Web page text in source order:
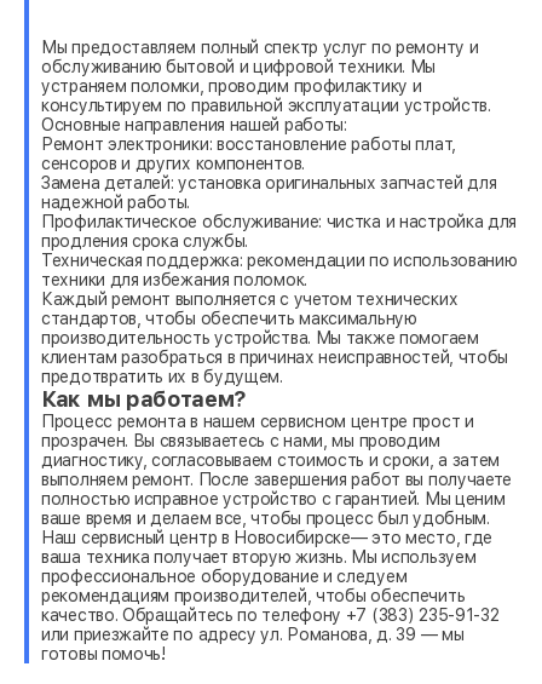
Мы предоставляем полный спектр услуг по ремонту и
обслуживанию бытовой и цифровой техники. Мы
устраняем поломки, проводим профилактику и
консультируем по правильной эксплуатации устройств.
Основные направления нашей работы:
Ремонт электроники: восстановление работы плат,
сенсоров и других компонентов.
Замена деталей: установка оригинальных запчастей для
надежной работы.
Профилактическое обслуживание: чистка и настройка для
продления срока службы.
Техническая поддержка: рекомендации по использованию
техники для избежания поломок.
Каждый ремонт выполняется с учетом технических
стандартов, чтобы обеспечить максимальную
производительность устройства. Мы также помогаем
клиентам разобраться в причинах неисправностей, чтобы
предотвратить их в будущем.
Как мы работаем?
Процесс ремонта в нашем сервисном центре прост и
прозрачен. Вы связываетесь с нами, мы проводим
диагностику, согласовываем стоимость и сроки, а затем
выполняем ремонт. После завершения работ вы получаете
полностью исправное устройство с гарантией. Мы ценим
ваше время и делаем все, чтобы процесс был удобным.
Наш сервисный центр в Новосибирске— это место, где
ваша техника получает вторую жизнь. Мы используем
профессиональное оборудование и следуем
рекомендациям производителей, чтобы обеспечить
качество. Обращайтесь по телефону +7 (383) 235-91-32
или приезжайте по адресу ул. Романова, д. 39 — мы
готовы помочь!